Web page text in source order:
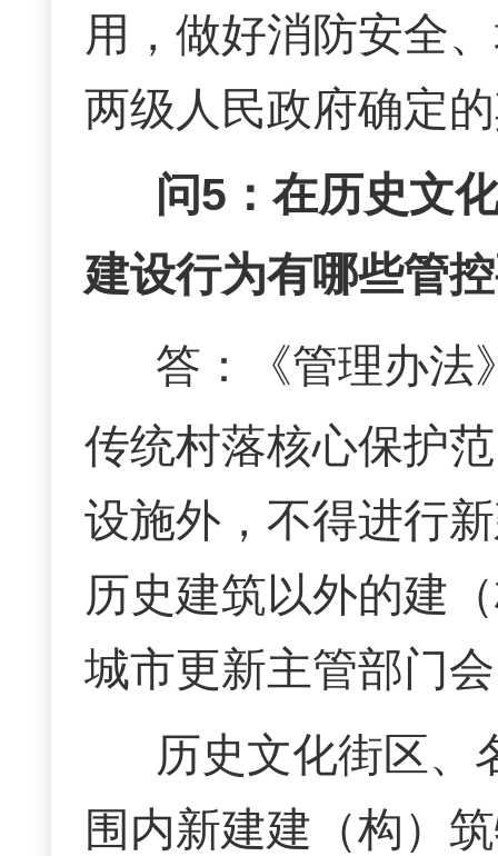
用，做好消防安全
两级人民政府确定
问5：在历史文
建设行为有哪些管
答：
《管理办法
传统村落核心保护
设施外，不得进行
历史建筑以外的建
城市更新主管部门
历史文化街区、
围内新建建（构）